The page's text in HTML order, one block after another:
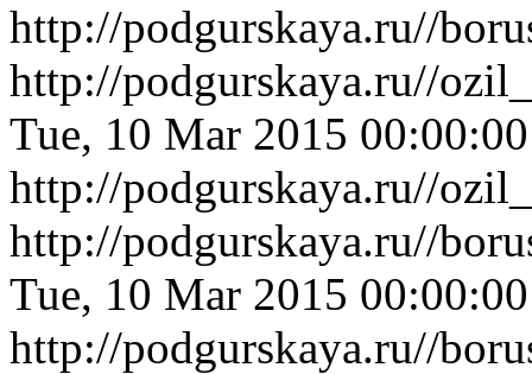
http://podgurskaya.ru//
http://podgurskaya.ru//
Tue, 10 Mar 2015
http://podgurskaya.ru//
http://podgurskaya.ru//
Tue, 10 Mar 2015
http://podgurskaya.ru//